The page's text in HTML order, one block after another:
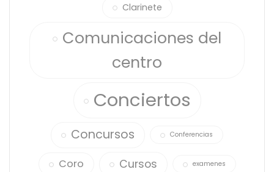
Clarinete
Comunicaciones del
centro
Conciertos
Concursos Conferencias
Coro Cursos examenes